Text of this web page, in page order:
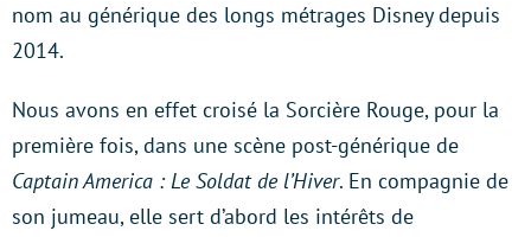
nom au générique des longs métrages Disney depuis
2014.
Nous avons en effet croisé la Sorcière Rouge, pour la
première fois, dans une scène post-générique de
Captain America : Le Soldat de l’Hiver. En compagnie de
son jumeau, elle sert d’abord les intérêts de